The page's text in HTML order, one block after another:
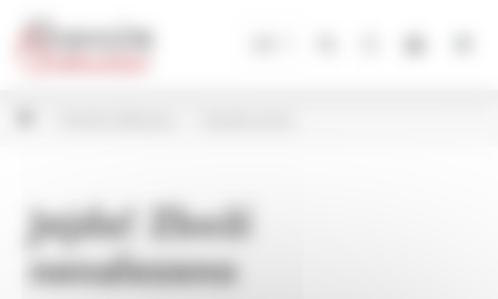
Jejda! Zboží
nenalezeno
Panel pro správu cookies